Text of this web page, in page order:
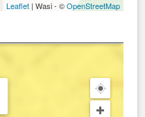
Leaflet | Wasi - ©OpenStreetMap